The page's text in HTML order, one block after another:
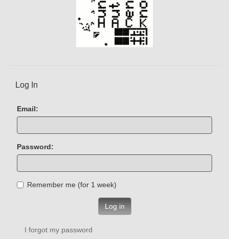
Log In
Email:
Password:
Remember me (for 1 week)
Log in
I forgot my password